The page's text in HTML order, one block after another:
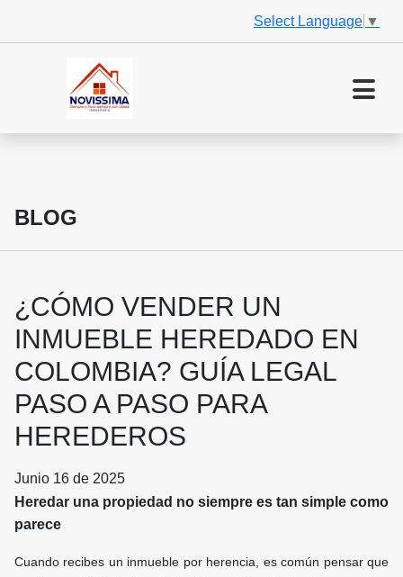
Select Language ▼
BLOG
¿CÓMO VENDER UN
INMUEBLE HEREDADO EN
COLOMBIA? GUÍA LEGAL
PASO A PASO PARA
HEREDEROS
Junio 16 de 2025
Heredar una propiedad no siempre es tan simple como
parece
Cuando recibes un inmueble por herencia, es común pensar que